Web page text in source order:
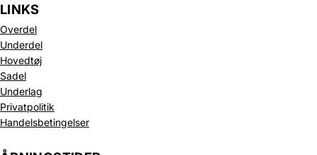
LINKS
Overdel
Underdel
Hovedtøj
Sadel
Underlag
Privatpolitik
Handelsbetingelser
Politik om beskyttelse af persondata
Refusionspolitik